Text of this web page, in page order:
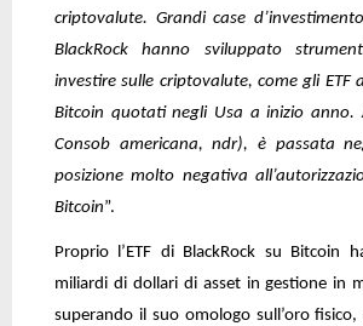
criptovalute. Grandi case
BlackRock hanno sviluppato
investire sulle criptovalute, come gli ETF
Bitcoin quotati negli Usa a inizio anno.
Consob americana, ndr), è passata
posizione molto negativa
Bitcoin”.
Proprio l’ETF di BlackRock su Bitcoin
miliardi di dollari di asset in gestione in
superando il suo omologo sull’oro